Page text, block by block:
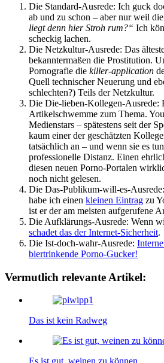
Die Standard-Ausrede: Ich guck
ab und zu schon – aber nur weil
liegt denn hier Stroh rum?“ Ich
scheckig lachen.
Die Netzkultur-Ausrede: Das
bekanntermaßen die Prostitution.
Pornografie die killer-application
Quell technischer Neuerung und
schlechten?) Teils der Netzkultur.
Die Die-lieben-Kollegen-Ausrede:
Artikelschwemme zum Thema.
Medienstars – spätestens seit der
kaum einer der geschätzten
tatsächlich an – und wenn sie es
professionelle Distanz. Einen
diesen neuen Porno-Portalen
noch nicht gelesen.
Die Das-Publikum-will-es-
habe ich einen kleinen Eintrag zu
ist er der am meisten aufgerufene
Die Aufklärungs-Ausrede: Wenn
schadet das der Internet-Sicherheit.
Die Ist-doch-wahr-Ausrede:
biertrinkende Porno-Gucker!
Vermutlich relevante Artikel:
Das ist kein Radweg